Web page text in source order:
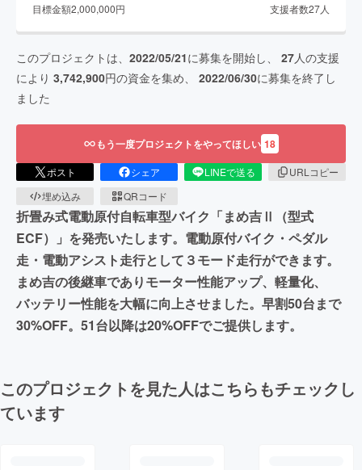
目標金額2,000,000円 支援者数27人
このプロジェクトは、 2022/05/21に募集を開始し、 27人の支援
により 3,742,900円の資金を集め、 2022/06/30に募集を終了し
ました
もう一度プロジェクトをやってほしい 18
ポスト シェア LINEで送る
URLコピー
埋め込み
QRコード
折畳み式電動原付自転車型バイク「まめ吉Ⅱ（型式
ECF）」を発売いたします。電動原付バイク・ペダル
走・電動アシスト走行として３モード走行ができます。
まめ吉の後継車でありモーター性能アップ、軽量化、
バッテリー性能を大幅に向上させました。早割50台まで
30%OFF。51台以降は20%OFFでご提供します。
このプロジェクトを見た人はこちらもチェックし
ています